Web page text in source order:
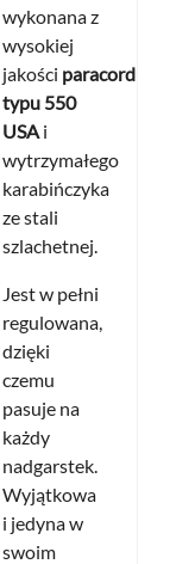
wykonana z
wysokiej
jakości paracordu
typu 550
USA i
wytrzymałego
karabińczyka
ze stali
szlachetnej.
Jest w pełni
regulowana,
dzięki
czemu
pasuje na
każdy
nadgarstek.
Wyjątkowa
i jedyna w
swoim